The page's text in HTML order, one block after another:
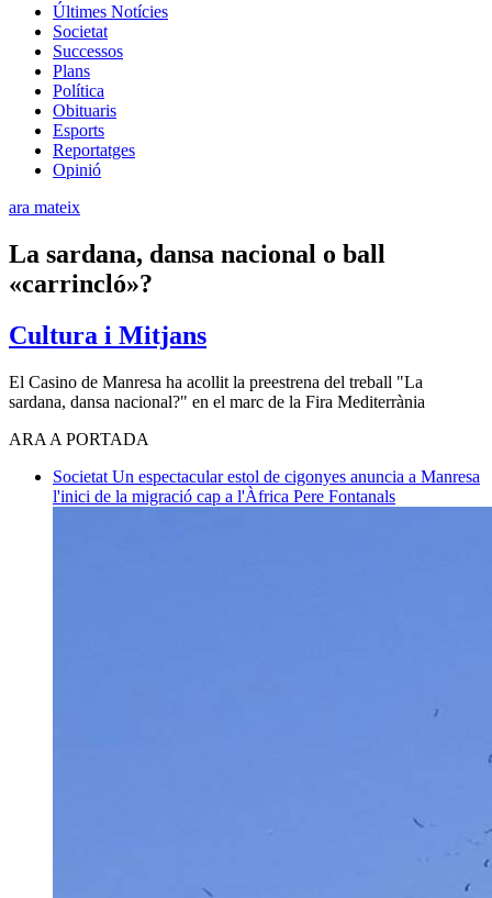
Últimes Notícies
Societat
Successos
Plans
Política
Obituaris
Esports
Reportatges
Opinió
ara mateix
La sardana, dansa nacional o ball
«carrincló»?
Cultura i Mitjans
El Casino de Manresa ha acollit la preestrena del treball "La
sardana, dansa nacional?" en el marc de la Fira Mediterrània
ARA A PORTADA
Societat Un espectacular estol de cigonyes anuncia a Manresa
l'inici de la migració cap a l'Àfrica Pere Fontanals